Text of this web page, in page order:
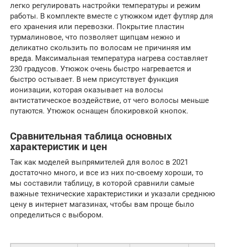
легко регулировать настройки температуры и режим
работы. В комплекте вместе с утюжком идет футляр для
его хранения или перевозки. Покрытие пластин
турмалиновое, что позволяет щипцам нежно и
деликатно скользить по волосам не причиняя им
вреда. Максимальная температура нагрева составляет
230 градусов. Утюжок очень быстро нагревается и
быстро остывает. В нем присутствует функция
ионизации, которая оказывает на волосы
антистатическое воздействие, от чего волосы меньше
путаются. Утюжок оснащен блокировкой кнопок.
Сравнительная таблица основных
характеристик и цен
Так как моделей выпрямителей для волос в 2021
достаточно много, и все из них по-своему хороши, то
мы составили таблицу, в которой сравнили самые
важные технические характеристики и указали среднюю
цену в интернет магазинах, чтобы вам проще было
определиться с выбором.